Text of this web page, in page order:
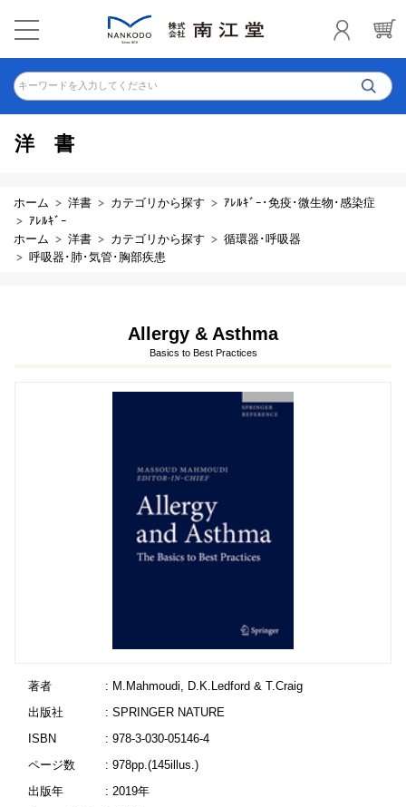
キーワードを入力してください
洋書
ホーム 洋書 カテゴリから探す
ｱﾚﾙｷﾞｰ･免疫･微生物･感染症
ｱﾚﾙｷﾞｰ
ホーム
洋書 カテゴリから探す
循環器･呼吸器
呼吸器･肺･気管･胸部疾患
Allergy & Asthma
Basics to Best Practices
著者
: M.Mahmoudi, D.K.Ledford & T.Craig
出版社
: SPRINGER NATURE
ISBN
: 978-3-030-05146-4
ページ数
: 978pp.(145illus.)
出版年
: 2019年